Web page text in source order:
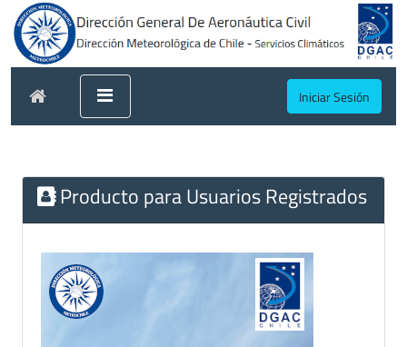
Iniciar Sesión
Producto para Usuarios Registrados